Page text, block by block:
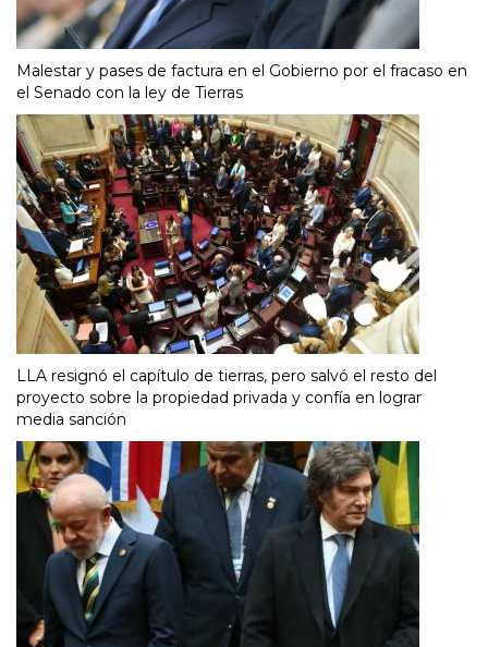
Malestar y pases de factura en el Gobierno por el fracaso en
el Senado con la ley de Tierras
LLA resignó el capítulo de tierras, pero salvó el resto del
proyecto sobre la propiedad privada y confía en lograr
media sanción